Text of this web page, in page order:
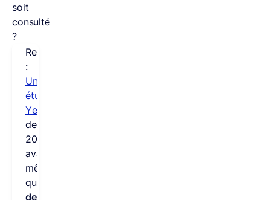
soit
consulté
?
Remarque
:
Une
étude
Yesware
de
2021
avance
même
qu’
des